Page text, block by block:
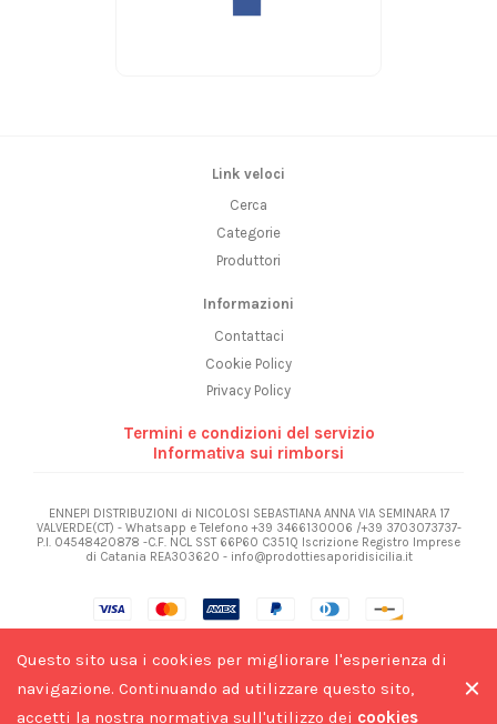
Link veloci
Cerca
Categorie
Produttori
Informazioni
Contattaci
Cookie Policy
Privacy Policy
Termini e condizioni del servizio
Informativa sui rimborsi
ENNEPI DISTRIBUZIONI di NICOLOSI SEBASTIANA ANNA VIA SEMINARA 17
VALVERDE(CT) - Whatsapp e Telefono +39 3466130006 /+39 3703073737-
P.I. 04548420878 -C.F. NCL SST 66P60 C351Q Iscrizione Registro Imprese
di Catania REA303620 - info@prodottiesaporidisicilia.it
Questo sito usa i cookies per migliorare l'esperienza di
navigazione. Continuando ad utilizzare questo sito,
accetti la nostra normativa sull'utilizzo dei cookies